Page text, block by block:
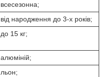
всесезонна;
від народження до 3-х років;
до 15 кг;
алюміній;
льон;